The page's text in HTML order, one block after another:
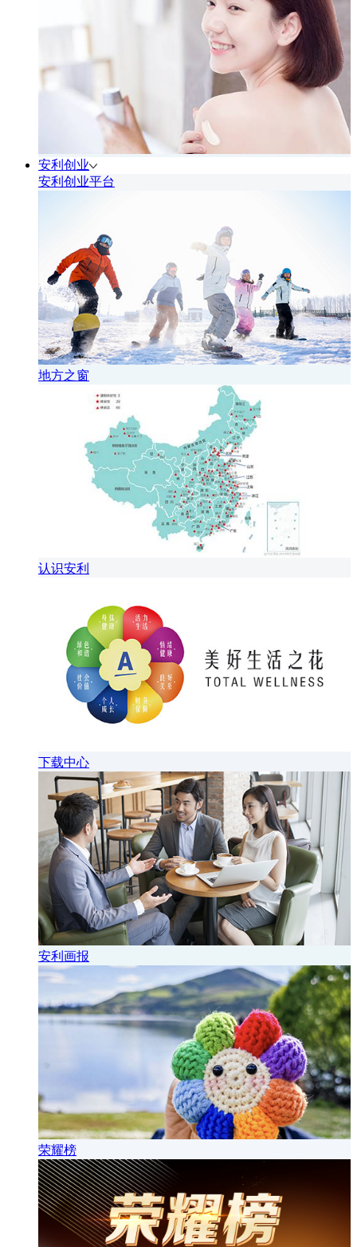
安利创业
安利创业平台
地方之窗
认识安利
下载中心
安利画报
荣耀榜